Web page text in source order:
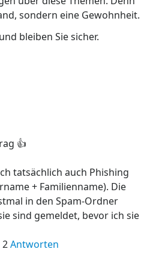
sondern eine Gewohnheit.
bleiben Sie sicher.
👍
tatsächlich auch Phishing
+ Familienname). Die
in den Spam-Ordner
sind gemeldet, bevor ich sie
2Antworten